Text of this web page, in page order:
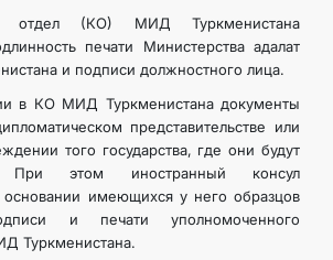
отдел (КО) МИД Туркменистана
печати Министерства адалат
и подписи должностного лица.
в КО МИД Туркменистана документы
представительстве или
того государства, где они будут
При этом иностранный консул
основании имеющихся у него образцов
и печати уполномоченного
Туркменистана.